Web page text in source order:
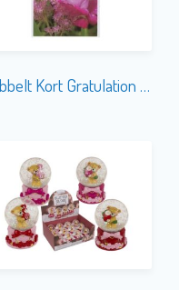
Dubbelt Kort Gratulation Nr. 812B